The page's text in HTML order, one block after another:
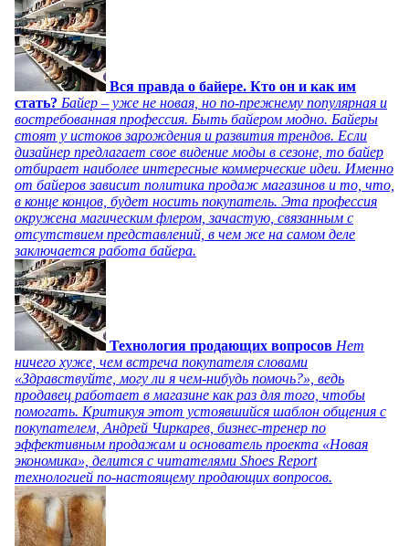
Вся правда о байере. Кто он и как им
стать? Байер – уже не новая, но по-прежнему популярная и
востребованная профессия. Быть байером модно. Байеры
стоят у истоков зарождения и развития трендов. Если
дизайнер предлагает свое видение моды в сезоне, то байер
отбирает наиболее интересные коммерческие идеи. Именно
от байеров зависит политика продаж магазинов и то, что,
в конце концов, будет носить покупатель. Эта профессия
окружена магическим флером, зачастую, связанным с
отсутствием представлений, в чем же на самом деле
заключается работа байера.
Технология продающих вопросов Нет
ничего хуже, чем встреча покупателя словами
«Здравствуйте, могу ли я чем-нибудь помочь?», ведь
продавец работает в магазине как раз для того, чтобы
помогать. Критикуя этот устоявшийся шаблон общения с
покупателем, Андрей Чиркарев, бизнес-тренер по
эффективным продажам и основатель проекта «Новая
экономика», делится с читателями Shoes Report
технологией по-настоящему продающих вопросов.